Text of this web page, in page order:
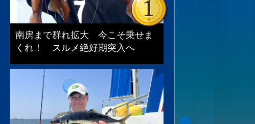
南房まで群れ拡大 今こそ乗せま
くれ！ スルメ絶好期突入へ